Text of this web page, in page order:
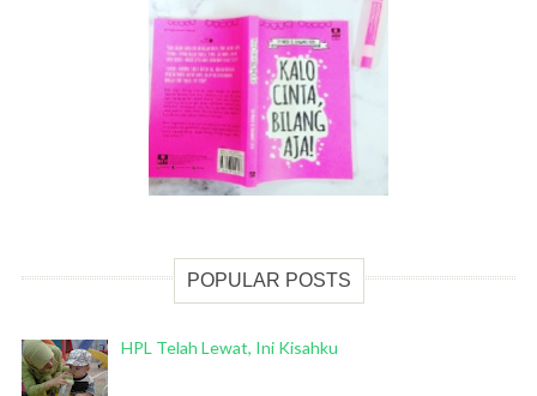
POPULAR POSTS
HPL Telah Lewat, Ini Kisahku